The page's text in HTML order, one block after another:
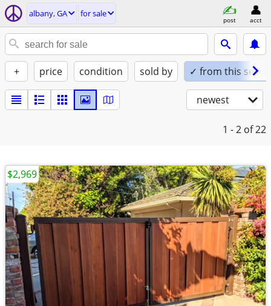
albany, GA for sale
post acct
+ price condition sold by ✓ from this seller
newest
1 - 2 of 22
$2,969